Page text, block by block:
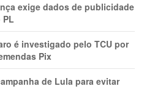
exige dados de publicidade
é investigado pelo TCU por
Pix
de Lula para evitar